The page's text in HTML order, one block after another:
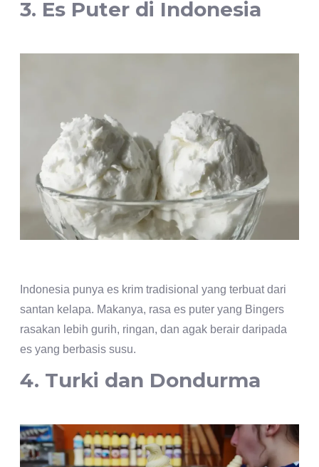
3. Es Puter di Indonesia
Indonesia punya es krim tradisional yang terbuat dari
santan kelapa. Makanya, rasa es puter yang Bingers
rasakan lebih gurih, ringan, dan agak berair daripada
es yang berbasis susu.
4. Turki dan Dondurma